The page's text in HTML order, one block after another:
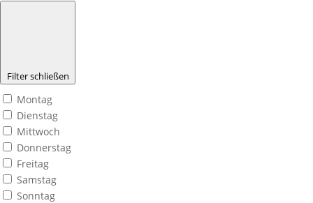
Filter schließen
Montag
Dienstag
Mittwoch
Donnerstag
Freitag
Samstag
Sonntag